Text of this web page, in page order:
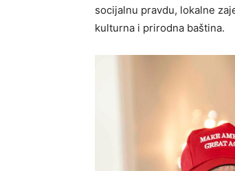
socijalnu pravdu, lokalne
kulturna i prirodna baština.